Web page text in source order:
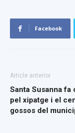
Facebook
Article anterior
Santa Susanna fa
pel xipatge i el
gossos del